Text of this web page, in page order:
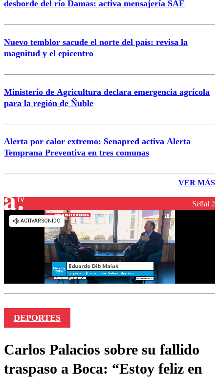
desborde del río Damas: activa mensajería SAE
Nuevo temblor sacude el norte del país: revisa la
magnitud y el epicentro
Ministerio de Agricultura declara emergencia agrícola
para la región de Ñuble
Alerta por calor extremo: Senapred activa Alerta
Temprana Preventiva en tres comunas
VER MÁS
Señal 2
DEPORTES
Carlos Palacios sobre su fallido
traspaso a Boca: “Estoy feliz en